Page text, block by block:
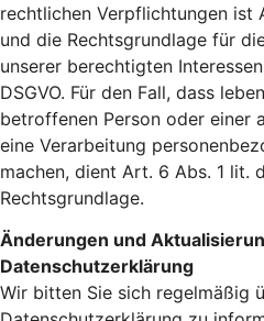
rechtlichen Verpflichtungen ist
und die Rechtsgrundlage für
unserer berechtigten
DSGVO. Für den Fall, dass
betroffenen Person oder einer
eine Verarbeitung
machen, dient Art. 6 Abs. 1 lit.
Rechtsgrundlage.
Änderungen und
Datenschutzerklärung
Wir bitten Sie sich regelmäßig